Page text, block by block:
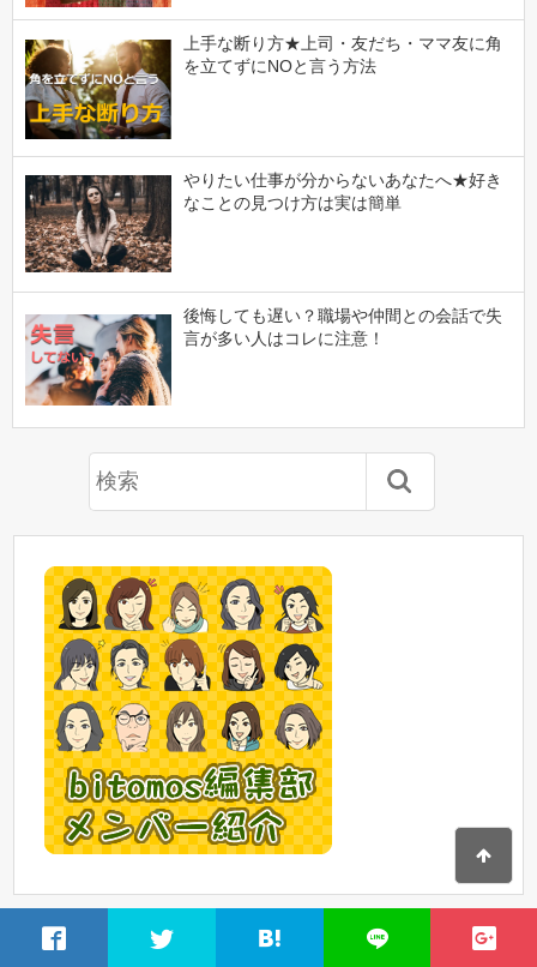
上手な断り方★上司・友だち・ママ友に角
を立てずにNOと言う方法
やりたい仕事が分からないあなたへ★好き
なことの見つけ方は実は簡単
後悔しても遅い？職場や仲間との会話で失
言が多い人はコレに注意！